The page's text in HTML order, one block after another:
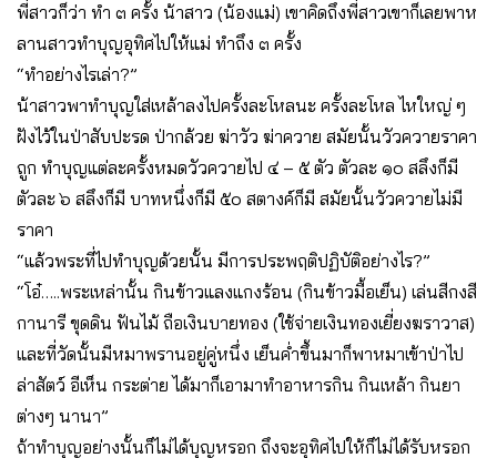
พี่สาวก็ว่า ทำ ๓ ครั้ง น้าสาว (น้องแม่) เขาคิดถึงพี่สาวเขาก็เลยพาห
ลานสาวทำบุญอุทิศไปให้แม่ ทำถึง ๓ ครั้ง
“ทำอย่างไรเล่า?”
น้าสาวพาทำบุญใส่เหล้าลงไปครั้งละโหลนะ ครั้งละโหล ไหใหญ่ ๆ
ฝังไว้ในป่าสับปะรด ป่ากล้วย ฆ่าวัว ฆ่าควาย สมัยนั้นวัวควายราคา
ถูก ทำบุญแต่ละครั้งหมดวัวควายไป ๔ – ๕ ตัว ตัวละ ๑๐ สลึงก็มี
ตัวละ ๖ สลึงก็มี บาทหนึ่งก็มี ๕๐ สตางค์ก็มี สมัยนั้นวัวควายไม่มี
ราคา
“แล้วพระที่ไปทำบุญด้วยนั้น มีการประพฤติปฏิบัติอย่างไร?”
“โอ๋…..พระเหล่านั้น กินข้าวแลงแกงร้อน (กินข้าวมื้อเย็น) เล่นสีกงสี
กานารี ขุดดิน ฟันไม้ ถือเงินบายทอง (ใช้จ่ายเงินทองเยี่ยงฆราวาส)
และที่วัดนั้นมีหมาพรานอยู่คู่หนึ่ง เย็นค่ำขึ้นมาก็พาหมาเข้าป่าไป
ล่าสัตว์ อีเห็น กระต่าย ได้มาก็เอามาทำอาหารกิน กินเหล้า กินยา
ต่างๆ นานา”
ถ้าทำบุญอย่างนั้นก็ไม่ได้บุญหรอก ถึงจะอุทิศไปให้ก็ไม่ได้รับหรอก